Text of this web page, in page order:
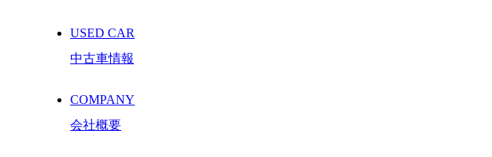
USED CAR
中古車情報
COMPANY
会社概要